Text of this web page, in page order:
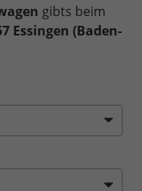
gibts beim
Essingen (Baden-